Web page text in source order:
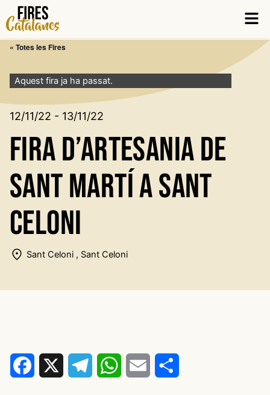
« Totes les Fires
Aquest fira ja ha passat.
12/11/22 - 13/11/22
Fira d’Artesania de
Sant Martí a Sant
Celoni
Sant Celoni , Sant Celoni
Facebook TelegramWhatsApp
Email